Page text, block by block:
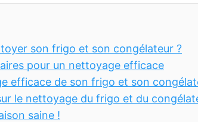
son frigo et son congélateur ?
pour un nettoyage efficace
efficace de son frigo et son
le nettoyage du frigo et du
saine !